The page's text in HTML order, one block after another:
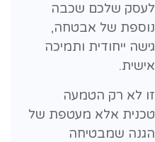
לעסק שלכם שכבה
נוספת של אבטחה,
גישה ייחודית ותמיכה
אישית.
זו לא רק הטמעה
טכנית אלא מעטפת של
הגנה שמבטיחה